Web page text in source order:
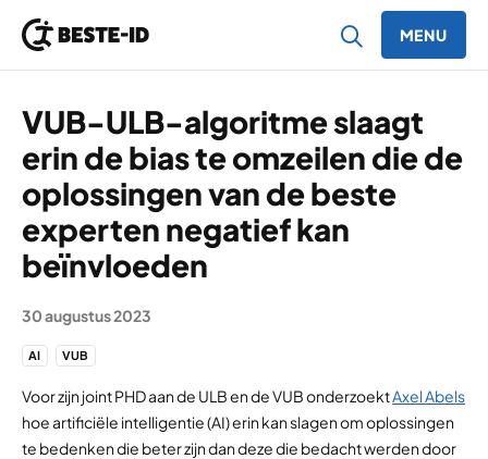
MENU
VUB-ULB-algoritme slaagt
erin de bias te omzeilen die de
oplossingen van de beste
experten negatief kan
beïnvloeden
30 augustus 2023
AI VUB
Voor zijn joint PHD aan de ULB en de VUB onderzoektAxel Abels
hoe artificiële intelligentie (AI) erin kan slagen om oplossingen
te bedenken die beter zijn dan deze die bedacht werden door